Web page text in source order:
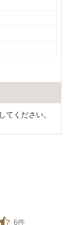
てください。
6件